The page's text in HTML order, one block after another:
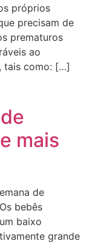
próprios
precisam de
prematuros
ao
tais como: […]
mais
de
bebês
baixo
grande